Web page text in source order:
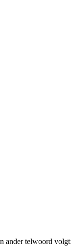
ander telwoord volgt: